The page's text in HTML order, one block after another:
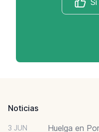
Noticias
3 JUN
Huelga en